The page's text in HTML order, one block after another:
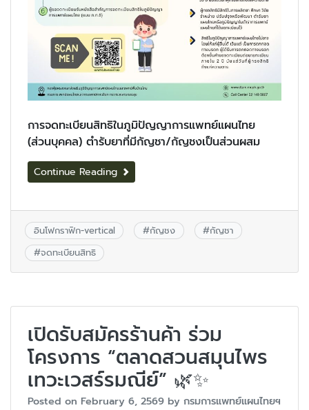
การจดทะเบียนสิทธิในภูมิปัญญาการแพทย์แผนไทย
(ส่วนบุคคล) ตำรับยาที่มีกัญชา/กัญชงเป็นส่วนผสม
Continue Reading
อินโฟกราฟิก-vertical #กัญชง #กัญชา
#จดทะเบียนสิทธิ
เปิดรับสมัครร้านค้า ร่วม
โครงการ “ตลาดสวนสมุนไพร
เทวะเวสร์รมณีย์” 🌿✨
Posted on February 6, 2569 by กรมการแพทย์แผนไทยฯ